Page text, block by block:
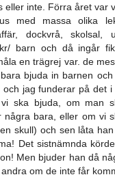
eller inte. Förra året var
med massa olika
dockvrå, skolsal,
barn och då ingår
en trägrej var. de
bjuda in barnen
och jag funderar på det
ska bjuda, om man
några bara, eller om vi
skull) och sen låta
Det sistnämnda
Men bjuder han då
om de inte får